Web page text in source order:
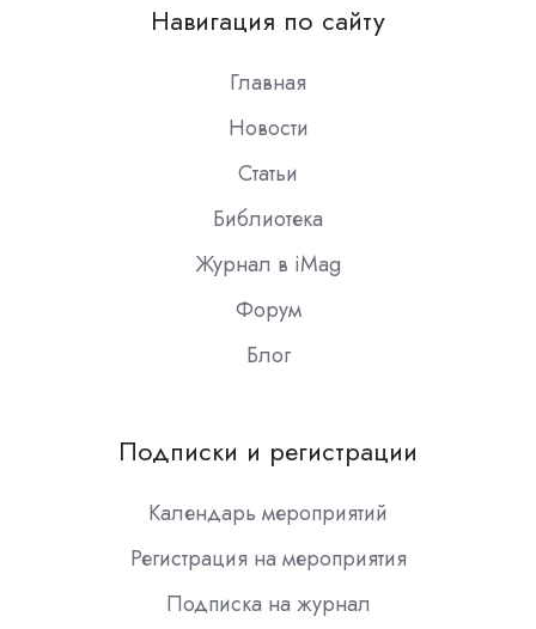
Slack
Навигация по сайту
Главная
Новости
Статьи
Библиотека
Журнал в iMag
Форум
Блог
Подписки и регистрации
Календарь мероприятий
Регистрация на мероприятия
Подписка на журнал